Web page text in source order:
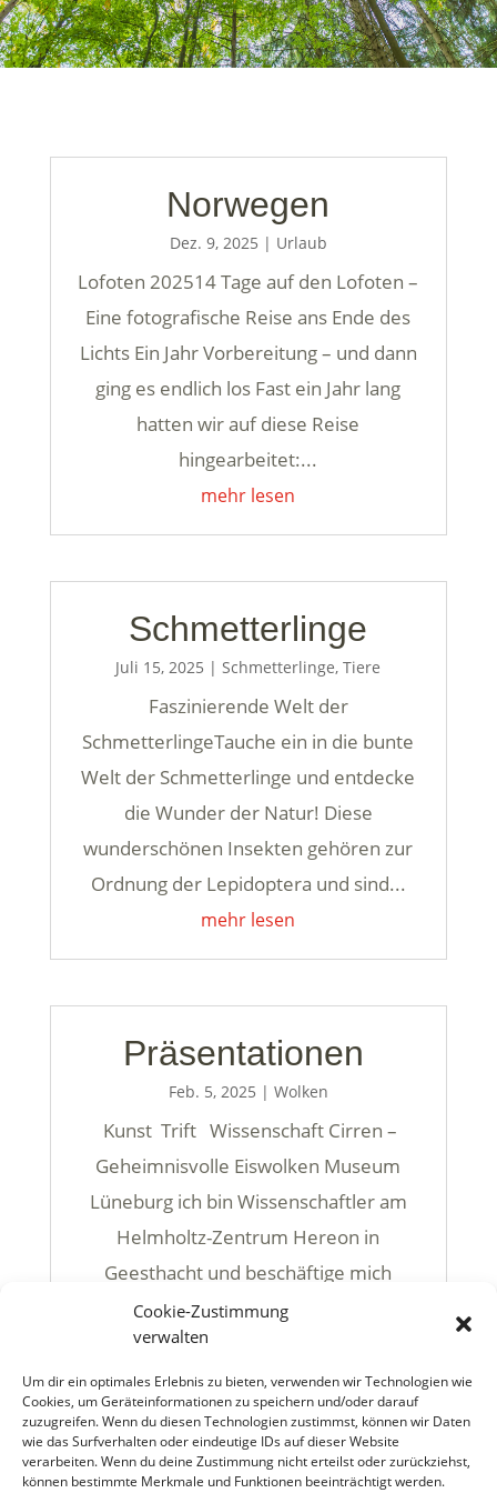
Cookie-Zustimmung
verwalten
Um dir ein optimales Erlebnis zu bieten, verwenden wir Technologien wie
Cookies, um Geräteinformationen zu speichern und/oder darauf
zuzugreifen. Wenn du diesen Technologien zustimmst, können wir Daten
wie das Surfverhalten oder eindeutige IDs auf dieser Website
verarbeiten. Wenn du deine Zustimmung nicht erteilst oder zurückziehst,
können bestimmte Merkmale und Funktionen beeinträchtigt werden.
Norwegen
Dez. 9, 2025 | Urlaub
Lofoten 202514 Tage auf den Lofoten –
Eine fotografische Reise ans Ende des
Lichts Ein Jahr Vorbereitung – und dann
ging es endlich los Fast ein Jahr lang
hatten wir auf diese Reise
hingearbeitet:...
mehr lesen
Schmetterlinge
Juli 15, 2025 |Schmetterlinge,Tiere
Faszinierende Welt der
SchmetterlingeTauche ein in die bunte
Welt der Schmetterlinge und entdecke
die Wunder der Natur! Diese
wunderschönen Insekten gehören zur
Ordnung der Lepidoptera und sind...
mehr lesen
Präsentationen
Feb. 5, 2025 | Wolken
Kunst Trift Wissenschaft Cirren –
Geheimnisvolle Eiswolken Museum
Lüneburg ich bin Wissenschaftler am
Helmholtz-Zentrum Hereon in
Geesthacht und beschäftige mich
vornehmlich mit Luftqualität....
mehr lesen
« ÄLTERE EINTRÄGE